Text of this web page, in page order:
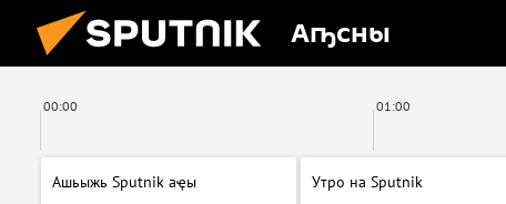
Аҧсны
00:00 01:00
Ашьыжь Sputnik аҿы Утро на Sputnik